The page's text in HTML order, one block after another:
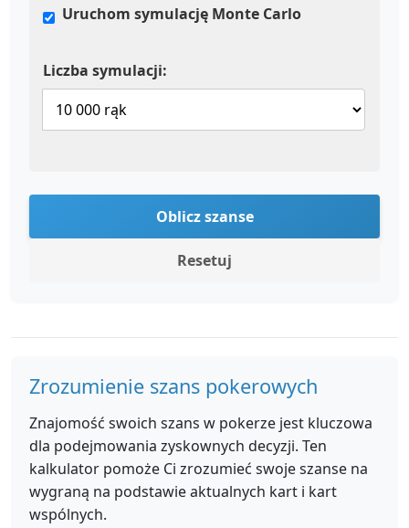
Uruchom symulację Monte Carlo
Liczba symulacji:
Oblicz szanse
Resetuj
Zrozumienie szans pokerowych
Znajomość swoich szans w pokerze jest kluczowa
dla podejmowania zyskownych decyzji. Ten
kalkulator pomoże Ci zrozumieć swoje szanse na
wygraną na podstawie aktualnych kart i kart
wspólnych.